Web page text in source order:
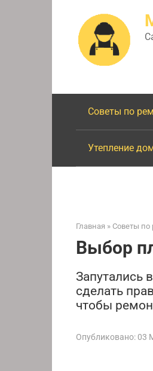
Советы по
Утепление
Главная » Советы по
Выбор
Запутались
сделать
чтобы
Опубликовано: 03